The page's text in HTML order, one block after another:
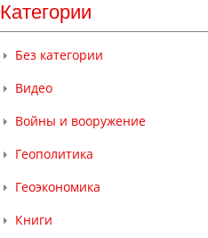
Категории
Без категории
Видео
Войны и вооружение
Геополитика
Геоэкономика
Книги